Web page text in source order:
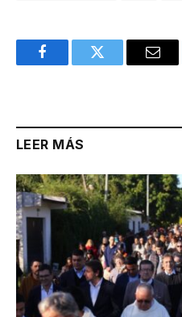
FacebookTwitter
LEER MÁS